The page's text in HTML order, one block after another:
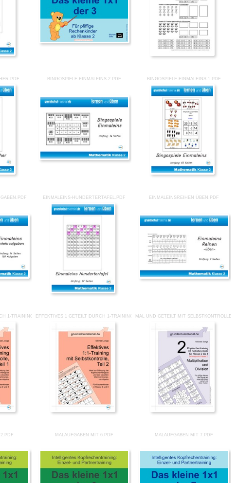
BINGOSPIELE-EINMALEINS-2.PDF BINGOSPIELE-EINMALEINS-1.PDF
EINMALEINS-HUNDERTERTAFEL.PDF EINMALEINSREIHEN ÜBEN.PDF
1-TRAINING TEIL 1.PDFEFFEKTIVES 1 GETEILT DURCH 1-TRAINING TEIL 2.PDFMAL UND GETEILT MIT SELBSTKONTROLLE
MALAUFGABEN MIT 6.PDF MALAUFGABEN MIT 7.PDF